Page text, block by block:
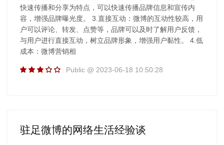
快速传播和分享为特点，可以快速传播品牌信息和宣传内
容，增强品牌曝光度。 3.直接互动：微博的互动性较高，用
户可以评论、转发、点赞等，品牌可以及时了解用户反馈，
与用户进行直接互动，树立品牌形象，增强用户黏性。 4.低
成本：微博营销相
Public @ 2023-06-18 10:50:28
驻足微博的网络生活经验谈